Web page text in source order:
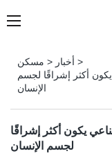
مسكن > أخبار >
أكثر إشراقًا لجسم
الإنسان
يكون أكثر إشراقًا
لجسم الإنسان